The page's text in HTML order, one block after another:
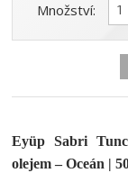
Množství:
Eyüp Sabri
olejem – Oceán |